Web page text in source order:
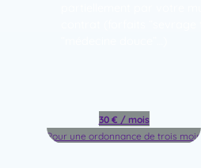
30 € / mois
Pour une ordonnance de trois mois